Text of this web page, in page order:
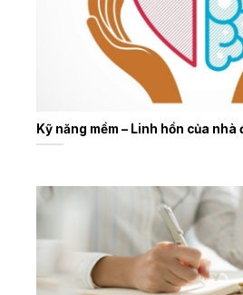
Kỹ năng mềm – Linh hồn của nhà